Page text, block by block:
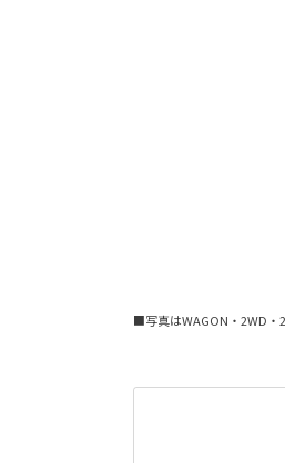
■写真はWAGON・2WD・